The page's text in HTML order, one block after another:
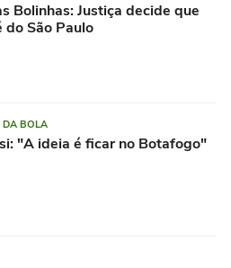
Bolinhas: Justiça decide que
do São Paulo
DA BOLA
"A ideia é ficar no Botafogo"